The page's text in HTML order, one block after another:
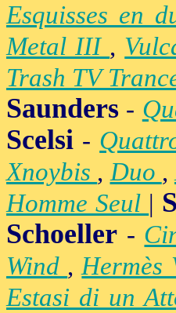
Esquisses en
Metal III ,
Trash TV
Saunders -
Scelsi -
Xnoybis ,Duo ,
Homme Seul |
Schoeller -
Wind ,Hermès
Estasi di un